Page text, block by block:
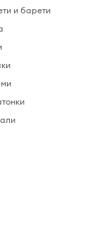
и барети